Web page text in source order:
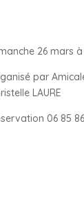
26 mars
par
LAURE
06 85